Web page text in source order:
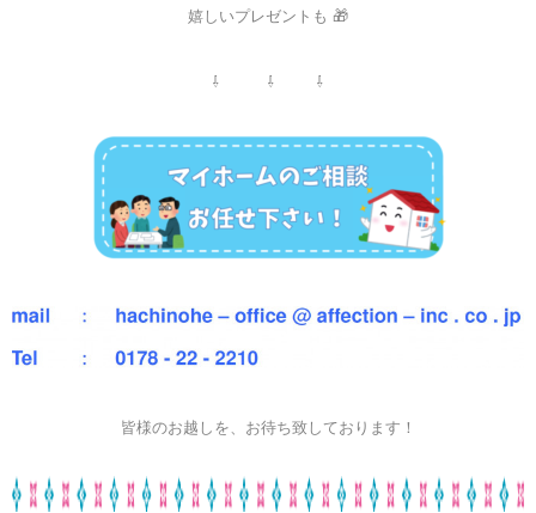
嬉しいプレゼントも 🎁
⇩ ⇩ ⇩
皆様のお越しを、お待ち致しております！